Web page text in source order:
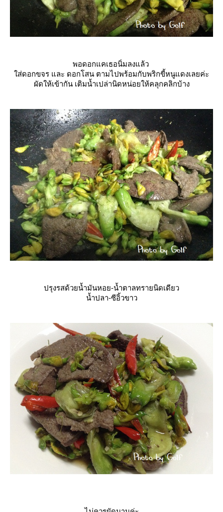
พอดอกแคเธอนิ่มลงแล้ว
ส่ดอกขจร และ ดอกโสน ตามไปพร้อมกับพริกขี้หนูแดงเลยค่ะ
ผัดให้เข้ากัน เติมน้ำเปล่านิดหน่อยให้คลุกคลิกบ้าง
ปรุงรสด้วยน้ำมันหอย-น้ำตาลทรายนิดเดียว
น้ำปลา-ซีอิ้วขาว